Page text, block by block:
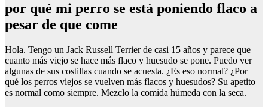
por qué mi perro se está poniendo flaco a
pesar de que come
Hola. Tengo un Jack Russell Terrier de casi 15 años y parece que
cuanto más viejo se hace más flaco y huesudo se pone. Puedo ver
algunas de sus costillas cuando se acuesta. ¿Es eso normal? ¿Por
qué los perros viejos se vuelven más flacos y huesudos? Su apetito
es normal como siempre. Mezclo la comida húmeda con la seca.